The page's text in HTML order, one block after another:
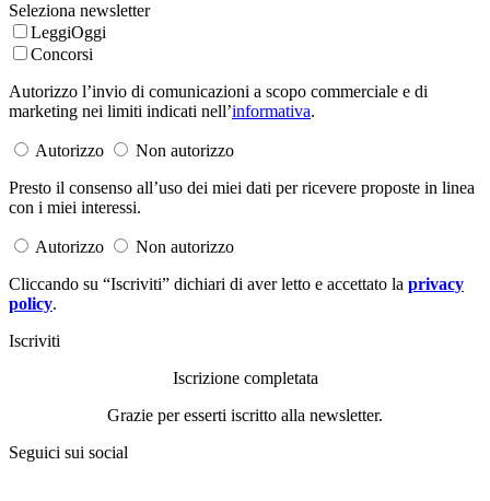
Seleziona newsletter
LeggiOggi
Concorsi
Autorizzo l’invio di comunicazioni a scopo commerciale e di
marketing nei limiti indicati nell’informativa.
Autorizzo
Non autorizzo
Presto il consenso all’uso dei miei dati per ricevere proposte in linea
con i miei interessi.
Autorizzo
Non autorizzo
Cliccando su “Iscriviti” dichiari di aver letto e accettato la privacy
policy.
Iscriviti
Iscrizione completata
Grazie per esserti iscritto alla newsletter.
Seguici sui social